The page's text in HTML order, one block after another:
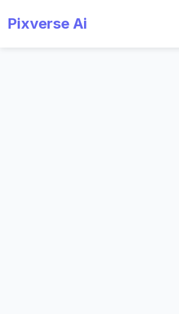
Pixverse Ai